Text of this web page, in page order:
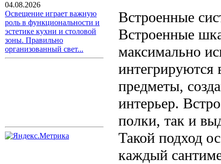
04.08.2026
Освещение играет важную
роль в функциональности и
эстетике кухни и столовой
зоны. Правильно
организованный свет...
Встроенные
Встроенные
максимально
интегрируются
предметы,
интерьер.
полки, так и
Такой подход
каждый